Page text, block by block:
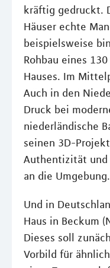
kräftig gedruckt.
Häuser echte
beispielsweise
Rohbau eines
Hauses. Im
Auch in den
Druck bei
niederländische
seinen 3D-
Authentizität und
an die Umgebung.
Und in
Haus in Beckum
Dieses soll
Vorbild für